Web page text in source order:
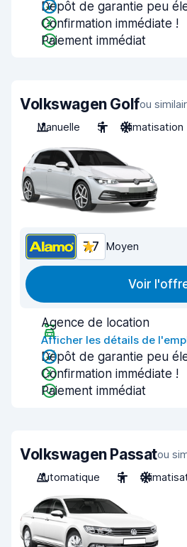
Dépôt de garantie peu
Confirmation immédiate !
Paiement immédiat
Volkswagen Golfou
Manuelle
5 Climatisation
7,7 Moyen
Voir
Agence de location
Afficher les détails de
Dépôt de garantie peu
Confirmation immédiate !
Paiement immédiat
Volkswagen Passatou
Automatique
5